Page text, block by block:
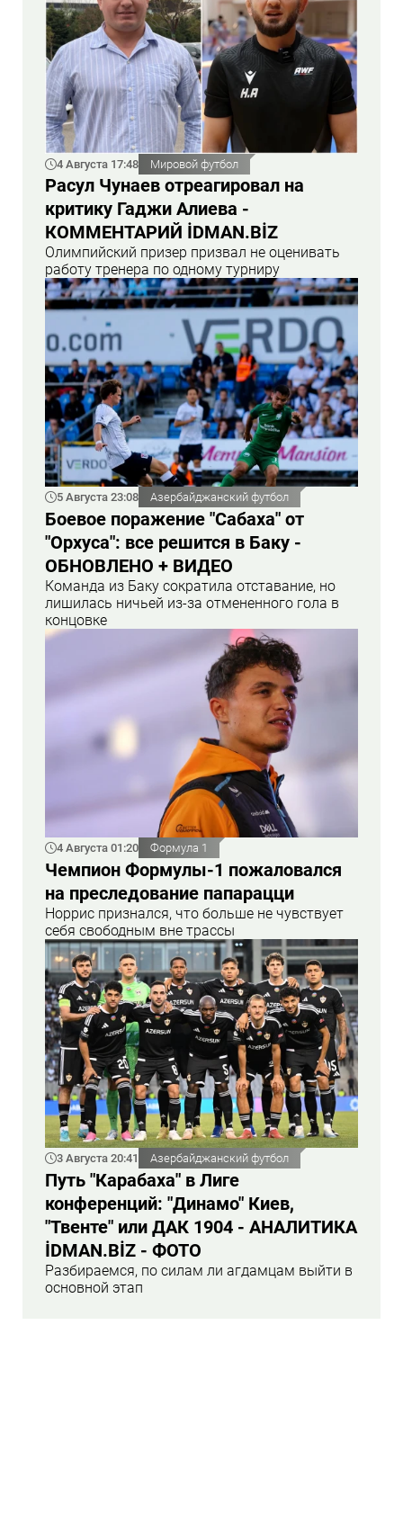
4 Августа 17:48 Мировой футбол
Расул Чунаев отреагировал на
критику Гаджи Алиева -
КОММЕНТАРИЙ İDMAN.BİZ
Олимпийский призер призвал не оценивать
работу тренера по одному турниру
5 Августа 23:08 Азербайджанский футбол
Боевое поражение "Сабаха" от
"Орхуса": все решится в Баку -
ОБНОВЛЕНО + ВИДЕО
Команда из Баку сократила отставание, но
лишилась ничьей из-за отмененного гола в
концовке
4 Августа 01:20 Формула 1
Чемпион Формулы-1 пожаловался
на преследование папарацци
Норрис признался, что больше не чувствует
себя свободным вне трассы
3 Августа 20:41 Азербайджанский футбол
Путь "Карабаха" в Лиге
конференций: "Динамо" Киев,
"Твенте" или ДАК 1904 - АНАЛИТИКА
İDMAN.BİZ - ФОТО
Разбираемся, по силам ли агдамцам выйти в
основной этап